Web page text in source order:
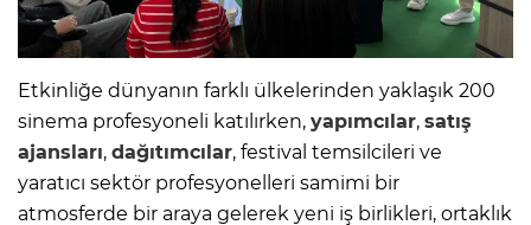
Etkinliğe dünyanın farklı ülkelerinden yaklaşık 200
sinema profesyoneli katılırken, yapımcılar, satış
ajansları, dağıtımcılar, festival temsilcileri ve
yaratıcı sektör profesyonelleri samimi bir
atmosferde bir araya gelerek yeni iş birlikleri, ortaklık